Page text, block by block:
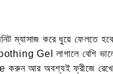
ম্যাসাজ করে ধুয়ে ফেলতে
Gel লাগালে
আর অবশ্যই ফ্রীজে